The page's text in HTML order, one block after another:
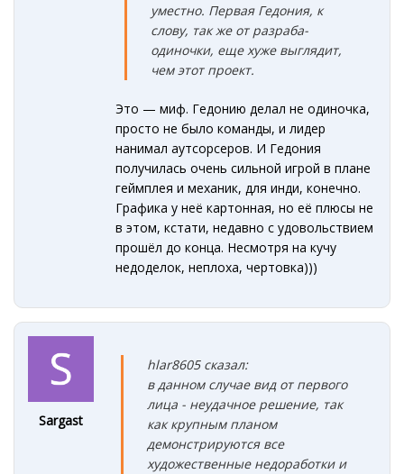
уместно. Первая Гедония, к
слову, так же от разраба-
одиночки, еще хуже выглядит,
чем этот проект.
Это — миф. Гедонию делал не одиночка,
просто не было команды, и лидер
нанимал аутсорсеров. И Гедония
получилась очень сильной игрой в плане
геймплея и механик, для инди, конечно.
Графика у неё картонная, но её плюсы не
в этом, кстати, недавно с удовольствием
прошёл до конца. Несмотря на кучу
недоделок, неплоха, чертовка)))
Sargast
hlar8605 сказал:
в данном случае вид от первого
лица - неудачное решение, так
как крупным планом
демонстрируются все
художественные недоработки и